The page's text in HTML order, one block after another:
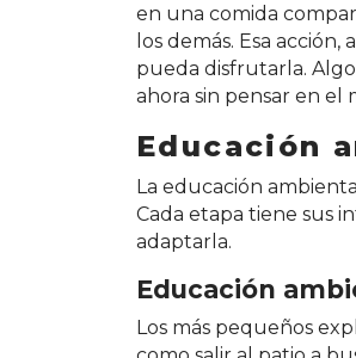
en una comida
los demás. Esa
pueda disfrutarla.
ahora sin pensar en el
Educación
La educación
Cada etapa tiene sus
adaptarla.
Educación
Los más pequeños